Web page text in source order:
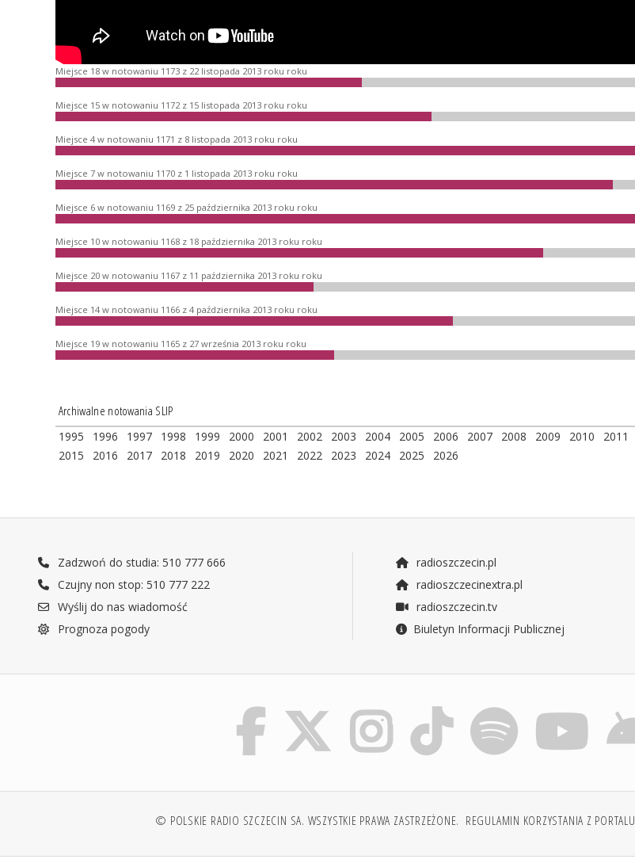
Miejsce 18 w notowaniu 1173 z 22 listopada 2013 roku roku
Miejsce 15 w notowaniu 1172 z 15 listopada 2013 roku roku
Miejsce 4 w notowaniu 1171 z 8 listopada 2013 roku roku
Miejsce 7 w notowaniu 1170 z 1 listopada 2013 roku roku
Miejsce 6 w notowaniu 1169 z 25 października 2013 roku roku
Miejsce 10 w notowaniu 1168 z 18 października 2013 roku roku
Miejsce 20 w notowaniu 1167 z 11 października 2013 roku roku
Miejsce 14 w notowaniu 1166 z 4 października 2013 roku roku
Miejsce 19 w notowaniu 1165 z 27 września 2013 roku roku
Archiwalne notowania SLIP
1995 1996 1997 1998 1999 2000 2001 2002 2003 2004 2005 2006 2007 2008 2009 2010 2011
2015
2016 2017 2018 2019 2020 2021 2022 2023 2024 2025 2026
Zadzwoń do studia: 510 777 666
Czujny non stop: 510 777 222
Wyślij do nas wiadomość
Prognoza pogody
radioszczecin.pl
radioszczecinextra.pl
radioszczecin.tv
Biuletyn Informacji Publicznej
© POLSKIE RADIO SZCZECIN SA. WSZYSTKIE PRAWA ZASTRZEŻONE. REGULAMIN KORZYSTANIA Z PORTALU